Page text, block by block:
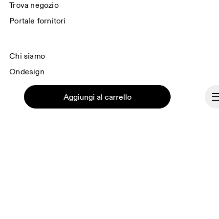
Aggiungi al carrello
consulta l'Informativa sulla privacy di On Group
Trova negozio
Portale fornitori
Chi siamo
Ondesign
Lavora con noi
Investitori